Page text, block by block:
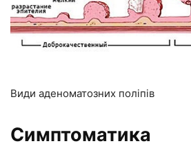
Види аденоматозних поліпів
Симптоматика